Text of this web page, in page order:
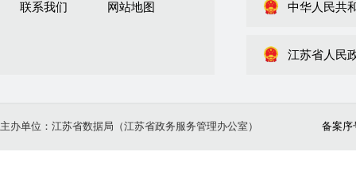
联系我们 网站地图 中华人民共
江苏省人民
主办单位：江苏省数据局（江苏省政务服务管理办公室） 备案序